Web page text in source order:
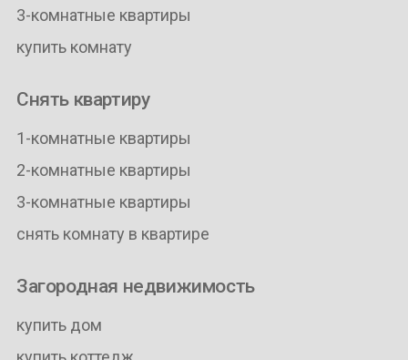
3-комнатные квартиры
купить комнату
Снять квартиру
1-комнатные квартиры
2-комнатные квартиры
3-комнатные квартиры
снять комнату в квартире
Загородная недвижимость
купить дом